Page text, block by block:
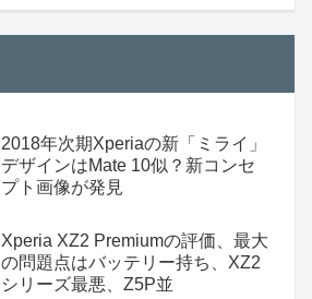
2018年次期Xperiaの新「ミライ」
デザインはMate 10似？新コンセ
プト画像が発見
Xperia XZ2 Premiumの評価、最大
の問題点はバッテリー持ち、XZ2
シリーズ最悪、Z5P並